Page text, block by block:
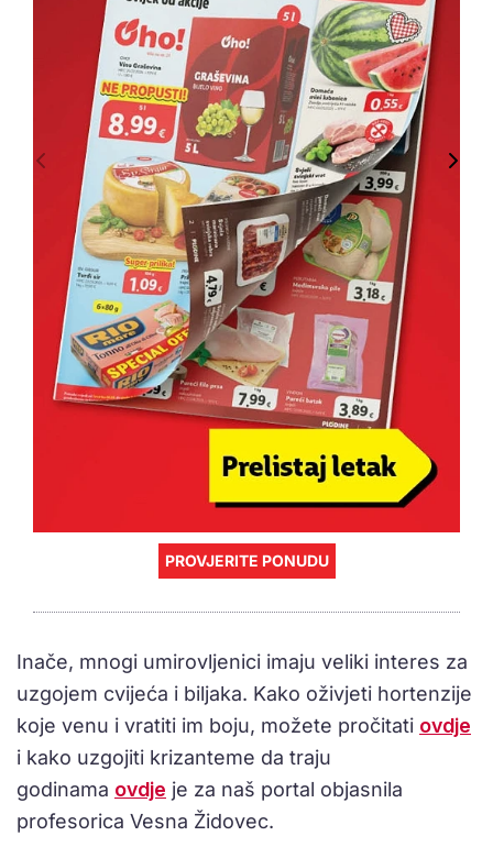
PROVJERITE PONUDU
Inače, mnogi umirovljenici imaju veliki interes za
uzgojem cvijeća i biljaka. Kako oživjeti hortenzije
koje venu i vratiti im boju, možete pročitati ovdje
i kako uzgojiti krizanteme da traju
godinama ovdje je za naš portal objasnila
profesorica Vesna Židovec.